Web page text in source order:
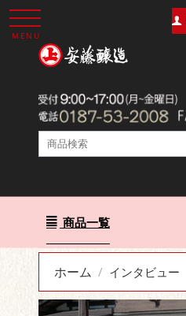
MENU
商品一覧
ホーム / インタビュー